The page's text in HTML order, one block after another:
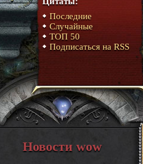
Последние
Случайные
ТОП 50
Подписаться на RSS
Новости wow